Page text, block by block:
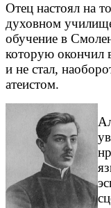
Отец настоял на
духовном
обучение в
которую окончил
и не стал,
атеистом.